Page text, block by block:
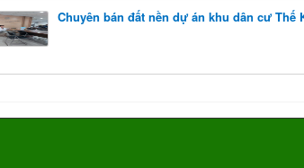
Chuyên bán đất nền dự án khu dân cư Thế